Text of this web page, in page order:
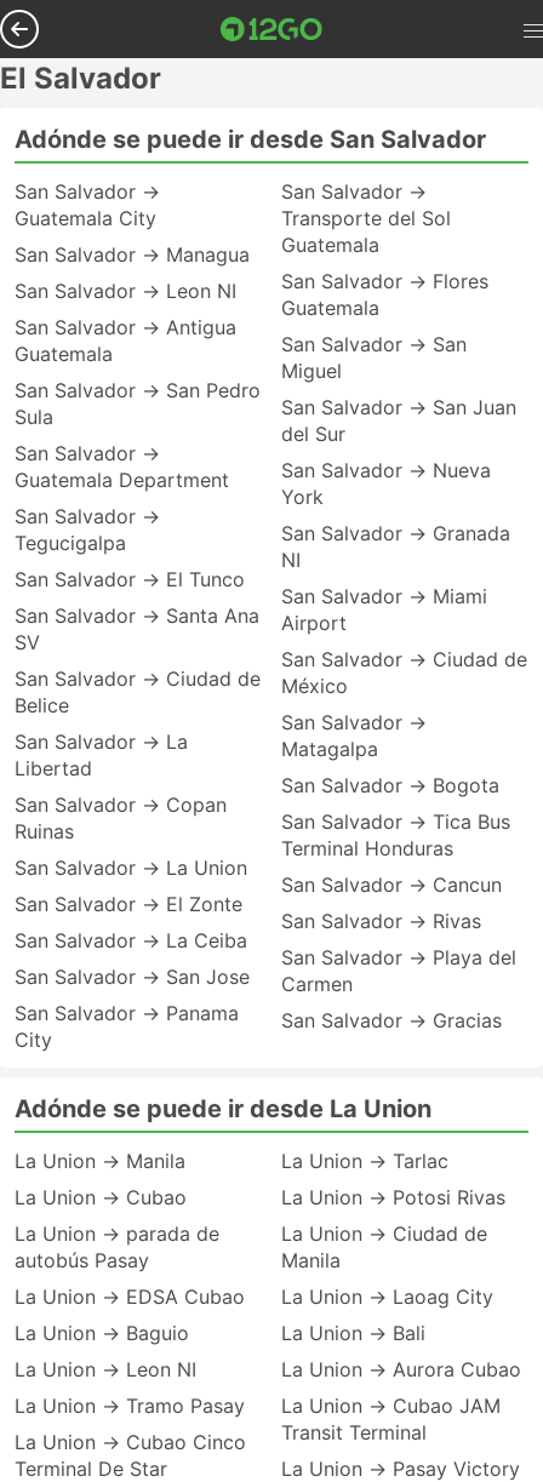
El Salvador
Adónde se puede ir desde San Salvador
San Salvador →
Guatemala City
San Salvador → Managua
San Salvador → Leon NI
San Salvador → Antigua
Guatemala
San Salvador → San Pedro
Sula
San Salvador →
Guatemala Department
San Salvador →
Tegucigalpa
San Salvador → El Tunco
San Salvador → Santa Ana
SV
San Salvador → Ciudad de
Belice
San Salvador → La
Libertad
San Salvador → Copan
Ruinas
San Salvador → La Union
San Salvador → El Zonte
San Salvador → La Ceiba
San Salvador → San Jose
San Salvador → Panama
City
San Salvador →
Transporte del Sol
Guatemala
San Salvador → Flores
Guatemala
San Salvador → San
Miguel
San Salvador → San Juan
del Sur
San Salvador → Nueva
York
San Salvador → Granada
NI
San Salvador → Miami
Airport
San Salvador → Ciudad de
México
San Salvador →
Matagalpa
San Salvador → Bogota
San Salvador → Tica Bus
Terminal Honduras
San Salvador → Cancun
San Salvador → Rivas
San Salvador → Playa del
Carmen
San Salvador → Gracias
Adónde se puede ir desde La Union
La Union → Manila
La Union → Cubao
La Union → parada de
autobús Pasay
La Union → EDSA Cubao
La Union → Baguio
La Union → Leon NI
La Union → Tramo Pasay
La Union → Cubao Cinco
Terminal De Star
La Union → Tarlac
La Union → Potosi Rivas
La Union → Ciudad de
Manila
La Union → Laoag City
La Union → Bali
La Union → Aurora Cubao
La Union → Cubao JAM
Transit Terminal
La Union → Pasay Victory